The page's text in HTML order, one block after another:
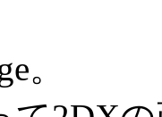
。